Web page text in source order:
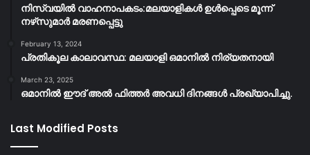
നിസ്‌വയിൽ വാഹനാപകടം:മലയാളികള്‍ ഉള്‍പ്പെടെ മൂന്ന്
നഴ്‌സുമാര്‍ മരണപ്പെട്ടു
February 13, 2024
പ്രതികൂല കാലാവസ്ഥ: മലയാളി ഒമാനിൽ നിര്യതനായി
March 23, 2025
ഒമാനിൽ ഈദ് അൽ ഫിത്തർ അവധി ദിനങ്ങൾ പ്രഖ്യാപിച്ചു.
Last Modified Posts